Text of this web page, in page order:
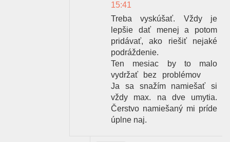
15:41
Treba vyskúšať. Vždy je
lepšie dať menej a potom
pridávať, ako riešiť nejaké
podráždenie.
Ten mesiac by to malo
vydržať bez problémov
Ja sa snažím namiešať si
vždy max. na dve umytia.
Čerstvo namiešaný mi príde
úplne naj.